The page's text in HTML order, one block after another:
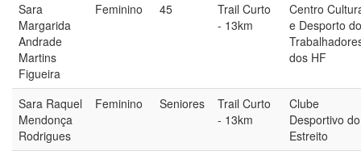
Sara
Margarida
Andrade
Martins
Figueira
Feminino 45
Trail Curto
- 13km
Centro
e Desporto
dos HF
Sara Raquel
Mendonça
Rodrigues
Feminino Seniores
Trail Curto
- 13km
Clube
Desportivo do
Estreito